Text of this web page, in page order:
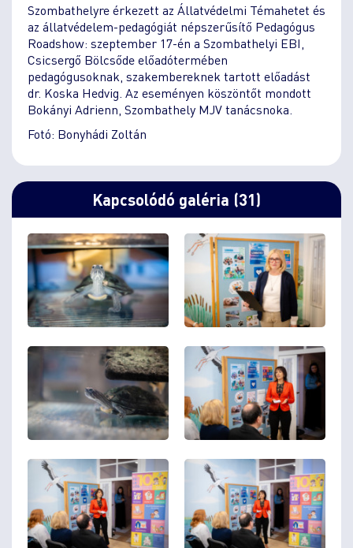
Szombathelyre érkezett az Állatvédelmi Témahetet és
az állatvédelem-pedagógiát népszerűsítő Pedagógus
Roadshow: szeptember 17-én a Szombathelyi EBI,
Csicsergő Bölcsőde előadótermében
pedagógusoknak, szakembereknek tartott előadást
dr. Koska Hedvig. Az eseményen köszöntőt mondott
Bokányi Adrienn, Szombathely MJV tanácsnoka.
Fotó: Bonyhádi Zoltán
Kapcsolódó galéria (31)